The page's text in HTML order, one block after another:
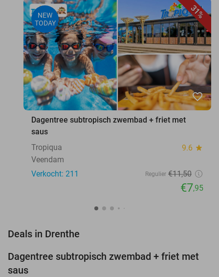
31%
NEW
TODAY
favorite_border
Dagentree subtropisch zwembad + friet met
saus
Tropiqua
9.6 star
Veendam
Verkocht: 211
Regulier €11,50
€7,95
Deals in Drenthe
31%
NEW
TODAY
Dagentree subtropisch zwembad + friet met
saus